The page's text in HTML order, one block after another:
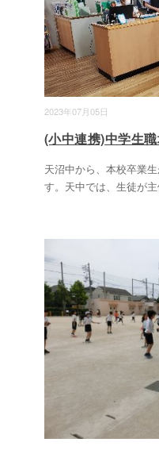
2023年07月05日
(小中連携)中学生
天沼中から、本校卒業
す。天中では、生徒が